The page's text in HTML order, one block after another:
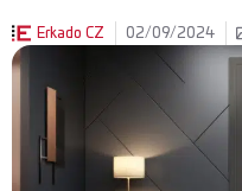
Erkado CZ 02/09/2024